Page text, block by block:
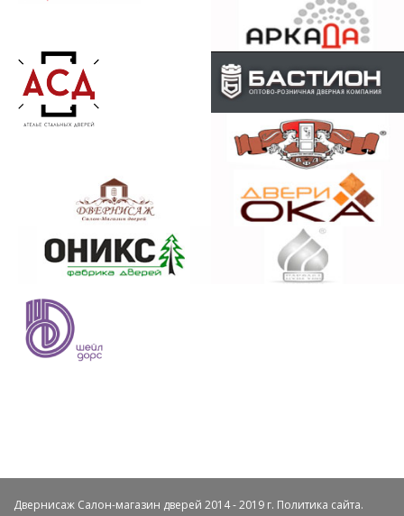
Двернисаж Салон-магазин дверей 2014 - 2019 г. Политика сайта.